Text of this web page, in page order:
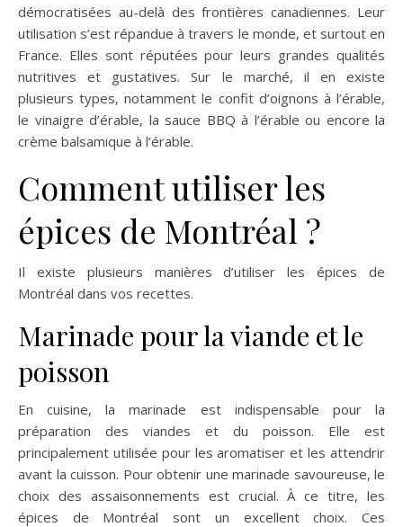
démocratisées au-delà des frontières canadiennes. Leur
utilisation s’est répandue à travers le monde, et surtout en
France. Elles sont réputées pour leurs grandes qualités
nutritives et gustatives. Sur le marché, il en existe
plusieurs types, notamment le confit d’oignons à l’érable,
le vinaigre d’érable, la sauce BBQ à l’érable ou encore la
crème balsamique à l’érable.
Comment utiliser les
épices de Montréal ?
Il existe plusieurs manières d’utiliser les épices de
Montréal dans vos recettes.
Marinade pour la viande et le
poisson
En cuisine, la marinade est indispensable pour la
préparation des viandes et du poisson. Elle est
principalement utilisée pour les aromatiser et les attendrir
avant la cuisson. Pour obtenir une marinade savoureuse, le
choix des assaisonnements est crucial. À ce titre, les
épices de Montréal sont un excellent choix. Ces